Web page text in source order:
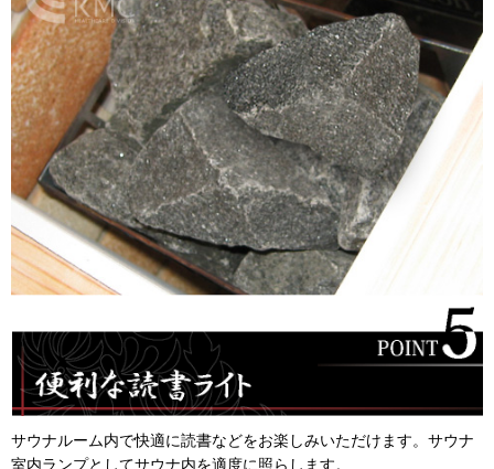
サウナルーム内で快適に読書などをお楽しみいただけます。サウナ
室内ランプとしてサウナ内を適度に照らします。